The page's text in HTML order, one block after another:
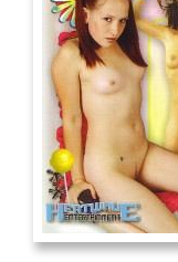
And Confused #8 - ...